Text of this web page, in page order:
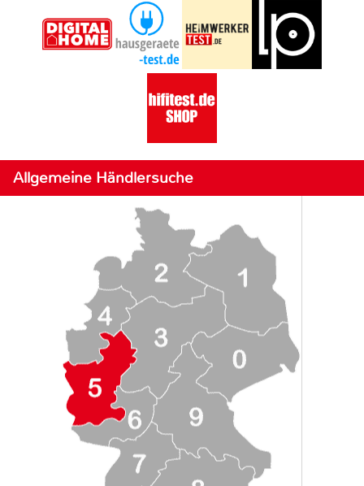
Allgemeine Händlersuche